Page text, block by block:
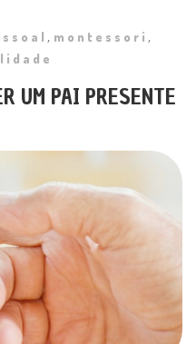
, montessori ,
UM PAI PRESENTE